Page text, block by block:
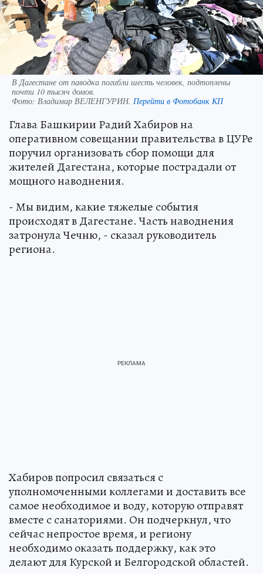
В Дагестане от паводка погибли шесть человек, подтоплены
почти 10 тысяч домов.
Фото: Владимир ВЕЛЕНГУРИН. Перейти в Фотобанк КП
Глава Башкирии Радий Хабиров на
оперативном совещании правительства в ЦУРе
поручил организовать сбор помощи для
жителей Дагестана, которые пострадали от
мощного наводнения.
- Мы видим, какие тяжелые события
происходят в Дагестане. Часть наводнения
затронула Чечню, - сказал руководитель
региона.
Хабиров попросил связаться с
уполномоченными коллегами и доставить все
самое необходимое и воду, которую отправят
вместе с санаториями. Он подчеркнул, что
сейчас непростое время, и региону
необходимо оказать поддержку, как это
делают для Курской и Белгородской областей.